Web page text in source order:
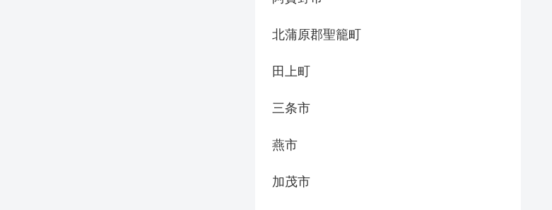
北蒲原郡聖籠町
田上町
三条市
燕市
加茂市